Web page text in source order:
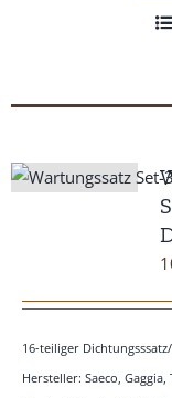
16-teiliger
Hersteller: Saeco,